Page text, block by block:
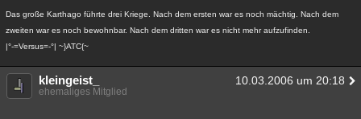
Das große Karthago führte drei Kriege. Nach dem ersten war es noch mächtig. Nach dem
zweiten war es noch bewohnbar. Nach dem dritten war es nicht mehr aufzufinden.
|°-=Versus=-°| ~}ATC{~
kleingeist_ 10.03.2006 um 20:18
ehemaliges Mitglied